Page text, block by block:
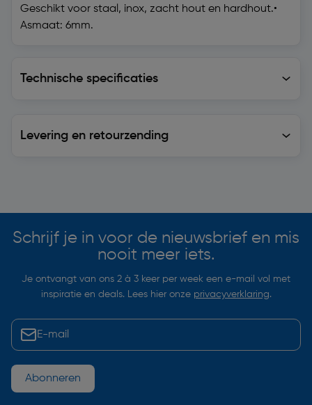
Geschikt voor staal, inox, zacht hout en hardhout.•
Asmaat: 6mm.
Technische specificaties
Levering en retourzending
Schrijf je in voor de nieuwsbrief en mis
nooit meer iets.
Je ontvangt van ons 2 à 3 keer per week een e-mail vol met
inspiratie en deals. Lees hier onze privacyverklaring.
Abonneren